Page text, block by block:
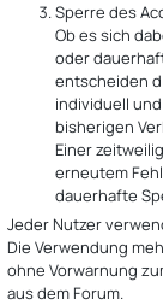
Sperre des
Ob es sich
oder
entscheiden
individuell
bisherigen
Einer
erneutem
dauerhafte
Jeder Nutzer
Die Verwendung
ohne Vorwarnung
aus dem Forum.